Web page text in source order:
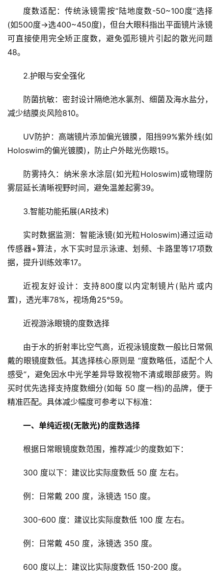
度数适配：传统泳镜需按“陆地度数-50~100度”选择
(如500度→选400~450度)，但台大眼科指出平面镜片泳镜
可直接使用完全矫正度数，避免弧形镜片引起的散光问题
48。
2.护眼与安全强化
防菌抗敏：密封设计隔绝池水氯剂、细菌及海水盐分，
减少结膜炎风险810。
UV防护：高端镜片添加偏光镀膜，阻挡99%紫外线(如
Holoswim的偏光镀膜)，防止户外眩光伤眼15。
防雾持久：纳米亲水涂层(如光粒Holoswim)或物理防
雾层延长清晰视野时间，避免温差起雾39。
3.智能功能拓展(AR技术)
实时数据监测：智能泳镜(如光粒Holoswim)通过运动
传感器+算法，水下实时显示泳速、划频、卡路里等17项数
据，提升训练效率17。
近视友好设计：支持800度以内定制镜片(贴片或内
置)，透光率78%，视场角25°59。
近视游泳眼镜的度数选择
由于水的折射率比空气高，近视泳镜度数一般比日常佩
戴的眼镜度数低。其选择核心原则是 “度数略低，适配个人
感受”，避免因水中光学差异导致视物不清或眼部疲劳。购
买时优先选择支持度数细分(如每 50 度一档)的品牌，便于
精准匹配。 具体减少幅度可参考以下标准：
一、单纯近视(无散光)的度数选择
根据日常眼镜度数范围，推荐减少的度数如下：
300 度以下：建议比实际度数低 50 度 左右。
例：日常戴 200 度，泳镜选 150 度。
300-600 度：建议比实际度数低 100 度 左右。
例：日常戴 450 度，泳镜选 350 度。
600 度以上：建议比实际度数低 150-200 度。